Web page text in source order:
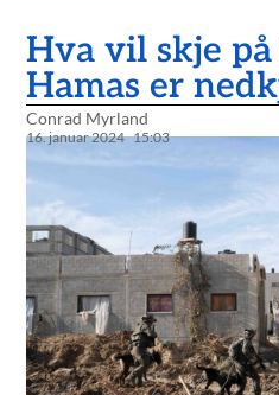
Hva vil skje på
Hamas er
Conrad Myrland
16. januar 2024 15:03